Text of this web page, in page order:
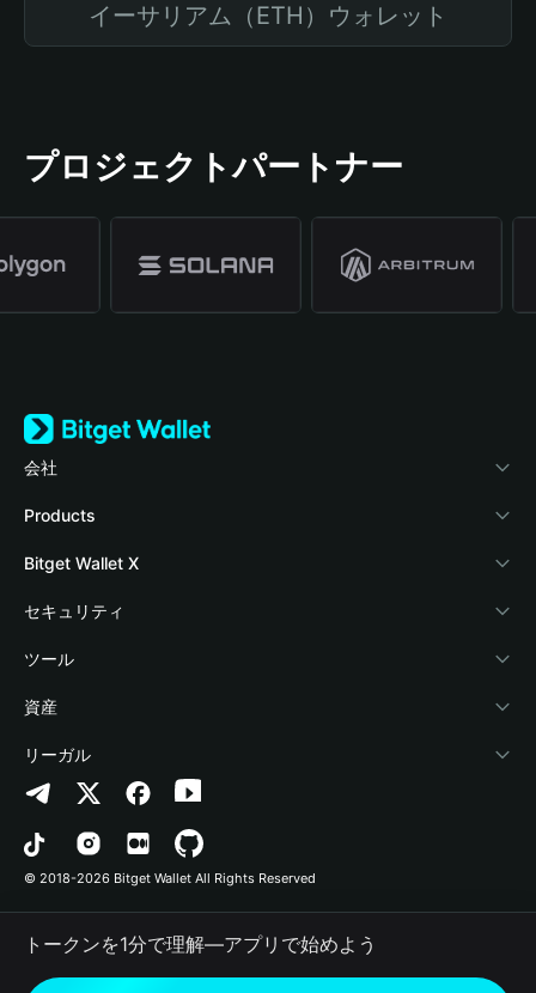
イーサリアム（ETH）ウォレット
プロジェクトパートナー
会社
Bitget Walletについて
ブログ
アカデミー
暗号資産ニュース
Help Center
お問い合わせ
ブランドリソース
キャリア
Products
Crypto Card
Stablecoin Earn
Payfi Crypto
Crypto Swap API
Altcoin Season Index
Prediction Markets
DApp
RWA
Bitget Wallet X
デベロッパー
ウォレットを接続
Bitget Wallet Pay
プロジェクトを掲載
セキュリティ
保護基金
セキュリティ技術
ツール
暗号資産を購入
認証検出
コントラクト検出
一括送金
資産
Arbitrum
Avalanche
Bitcoin
Polygon
リーガル
プライバシーポリシー
利用規約
© 2018-2026 Bitget Wallet All Rights Reserved
トークンを1分で理解―アプリで始めよう